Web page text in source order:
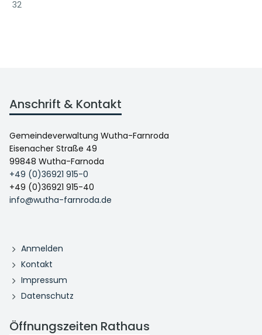
32
Anschrift & Kontakt
Gemeindeverwaltung Wutha-Farnroda
Eisenacher Straße 49
99848 Wutha-Farnoda
+49 (0)36921 915-0
+49 (0)36921 915-40
info@wutha-farnroda.de
Anmelden
Kontakt
Impressum
Datenschutz
Öffnungszeiten Rathaus